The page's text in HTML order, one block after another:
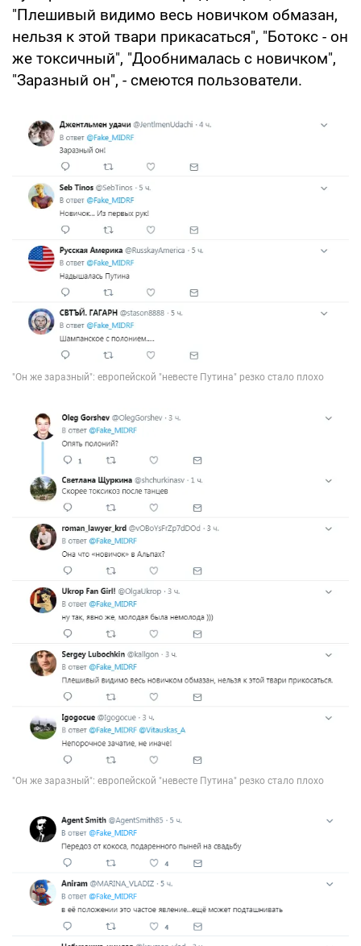
"Плешивый видимо весь новичком обмазан,
нельзя к этой твари прикасаться", "Ботокс - он
же токсичный", "Дообнималась с новичком",
"Заразный он", - смеются пользователи.